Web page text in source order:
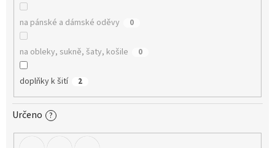
na pánské a dámské oděvy 0
na obleky, sukně, šaty, košile 0
doplňky k šití 2
Určeno ?